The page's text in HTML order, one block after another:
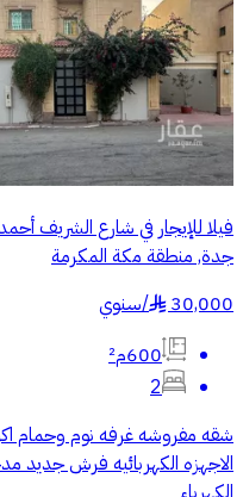
فيلا للإيجار في شارع الشريف
جدة, منطقة مكة المكرمة
30,000
§
/سنوي
600م²
2
شقه مفروشه غرفه نوم وحمام